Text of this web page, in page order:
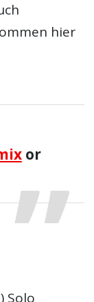
hier
or
Solo